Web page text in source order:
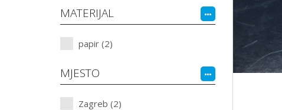
MATERIJAL
papir (2)
MJESTO
Zagreb (2)